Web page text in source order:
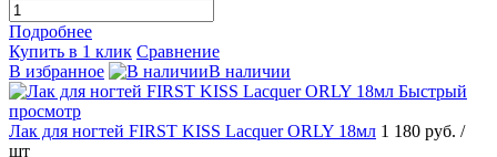
Подробнее
Купить в 1 клик Сравнение
В избранное
В наличии
Быстрый
просмотр
Лак для ногтей FIRST KISS Lacquer ORLY 18мл 1 180 руб. /
шт